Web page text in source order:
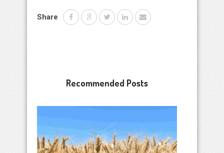
Share
Recommended Posts